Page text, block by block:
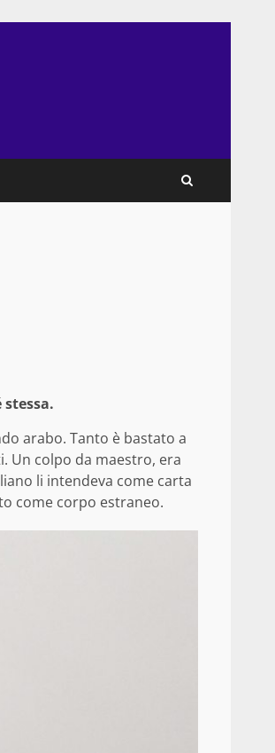
arabo. Tanto è bastato a
Un colpo da maestro, era
li intendeva come carta
come corpo estraneo.